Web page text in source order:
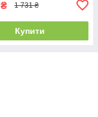
₴ 1 731 ₴
Купити